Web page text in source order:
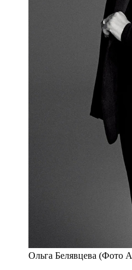
Ольга Белявцева (Фото